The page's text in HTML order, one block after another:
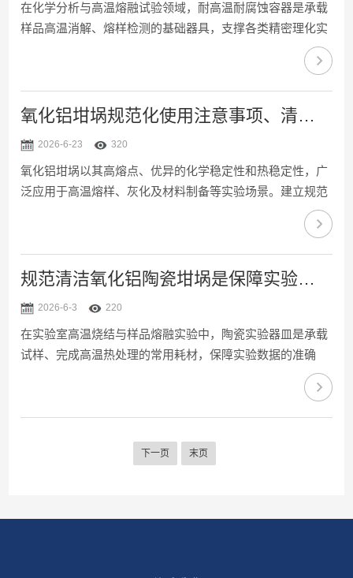
面发生反应或变色。存放前务必确认坩埚干燥，防止水分残
留引发腐...
在化学分析与高温熔融试验领域，耐高温耐腐蚀容器是承载
样品高温消解、熔样检测的基础器具，支撑各类精密理化实
验开展。铂金坩埚凭借稳定的金属理化特性适配高温反应环
境，可完成多种固体样品前处理操作。理清铂金坩埚对应的
行业使用场景，能充分发挥铂金坩埚，满足不同检测工序的
使用需求。1、地质矿产检测行业地质实验室利用该容器熔
部晶格结构。熔融冷却后制成玻璃态熔片，用于元素含量分
析，耐受硅酸盐、氧化物高温熔蚀，不会引入杂质干扰矿物
元素检测结果...
氧化铝坩埚规范化使用注意事项、清洗方法与日常养护方案
2026-6-23 320
氧化铝坩埚以其高熔点、优异的化学稳定性和热稳定性，广
泛应用于高温熔样、灰化及材料制备等实验场景。建立规范
的操作与养护体系，是保障实验结果准确性、延长坩埚使用
寿命的关键。一、规范化使用注意事项新坩埚启用前应进行
预处理，以去除吸附水分和加工残留应力，确保高温下结构
稳定。使用时须严格控制升降温速率，避免骤冷骤热导致热
留有余量。化学相容性方面，氧化铝坩埚可耐受弱酸、弱碱
和大多数有机溶剂，但应绝对避免与强碱物质及含氟盐接
触，防止发生化...
规范清洁氧化铝陶瓷坩埚是保障实验数据准确性的关键
2026-6-3 220
在实验室高温烧结与样品熔融实验中，陶瓷实验器皿是承载
试样、完成高温热处理的常用耗材，保障实验数据的准确
性。氧化铝陶瓷坩埚耐高温、耐腐蚀，广泛应用于各类高温
实验场景。采用规范方式清洁氧化铝陶瓷坩埚，可有效去除
残留杂质，延长器皿使用寿命。以下是该器皿的正确清洗方
皿，需将其放置于干燥耐热台面自然冷却至室温。骤然遇水
使用软毛刷轻轻刷...
下一页 末页